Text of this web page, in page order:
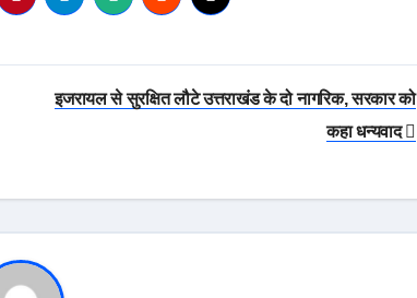
इजरायल से सुरक्षित लौटे उत्तराखंड के दो नागरिक, सरकार को
कहा धन्यवाद